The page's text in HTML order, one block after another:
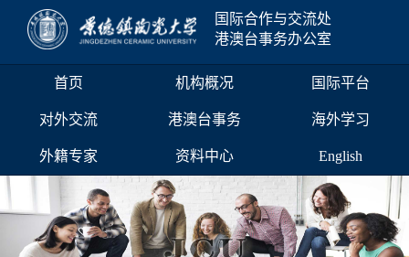
国际合作与交流处
港澳台事务办公室
首页 机构概况 国际平台
对外交流 港澳台事务 海外学习
外籍专家 资料中心 English